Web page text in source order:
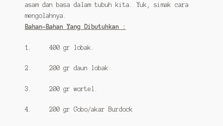
asam dan basa dalam tubuh kita. Yuk, simak cara
mengolahnya.
Bahan-Bahan Yang Dibutuhkan :
1. 400 gr lobak.
2. 200 gr daun lobak
3. 200 gr wortel.
4. 200 gr Gobo/akar Burdock